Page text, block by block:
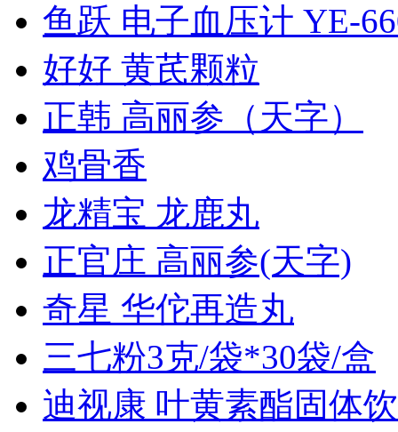
鱼跃 电子血压计 YE-
好好 黄芪颗粒
正韩 高丽参（天字）
鸡骨香
龙精宝 龙鹿丸
正官庄 高丽参(天字)
奇星 华佗再造丸
三七粉3克/袋*30袋/盒
迪视康 叶黄素酯固体